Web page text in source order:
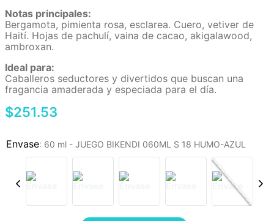
Notas principales:
Bergamota, pimienta rosa, esclarea. Cuero, vetiver de
Haití. Hojas de pachulí, vaina de cacao, akigalawood,
ambroxan.
Ideal para:
Caballeros seductores y divertidos que buscan una
fragancia amaderada y especiada para el día.
$251.53
: 60 ml - JUEGO BIKENDI 060ML S 18 HUMO-AZUL